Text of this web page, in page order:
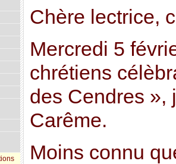
Chère lectrice,
Mercredi 5
chrétiens
des Cendres »,
Carême.
Moins connu